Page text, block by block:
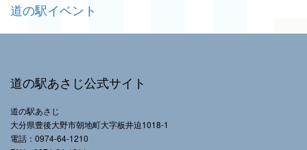
道の駅イベント
道の駅あさじ公式サイト
道の駅あさじ
大分県豊後大野市朝地町大字板井迫1018-1
電話：0974-64-1210